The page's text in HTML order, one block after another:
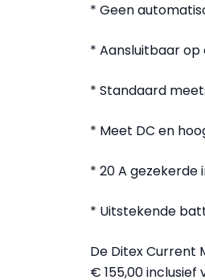
* Geen
* Aansluitbaar
* Standaard
* Meet DC en
* 20 A gezekerde
* Uitstekende
De Ditex Current
€ 155,00 inclusief